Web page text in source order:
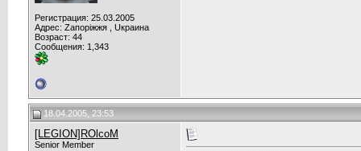
Регистрация: 25.03.2005
Адрес: Zапорiжжя , Uкраина
Возраст: 44
Сообщения: 1,343
18.04.2005, 23:53
[LEGION]ROlcoM
Senior Member